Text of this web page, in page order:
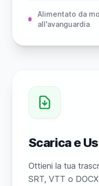
Alimentato da
all'avanguardia
Scarica e
Ottieni la tua
SRT, VTT o